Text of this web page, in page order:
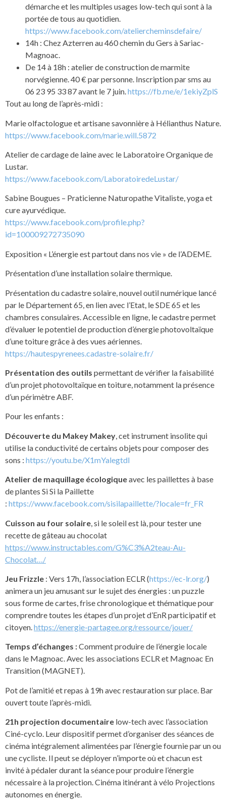
démarche et les multiples usages low-tech qui sont à la
portée de tous au quotidien.
https://www.facebook.com/ateliercheminsdefaire/
14h : Chez Azterren au 460 chemin du Gers à Sariac-
Magnoac.
De 14 à 18h : atelier de construction de marmite
norvégienne. 40 € par personne. Inscription par sms au
06 23 95 33 87 avant le 7 juin.https://fb.me/e/1ekiyZplS
Tout au long de l’après-midi :
Marie olfactologue et artisane savonnière à Hélianthus Nature.
https://www.facebook.com/marie.will.5872
Atelier de cardage de laine avec le Laboratoire Organique de
Lustar.
https://www.facebook.com/LaboratoiredeLustar/
Sabine Bougues – Praticienne Naturopathe Vitaliste, yoga et
cure ayurvédique.
https://www.facebook.com/profile.php?
id=100009272735090
Exposition « L’énergie est partout dans nos vie » de l’ADEME.
Présentation d’une installation solaire thermique.
Présentation du cadastre solaire, nouvel outil numérique lancé
par le Département 65, en lien avec l’Etat, le SDE 65 et les
chambres consulaires. Accessible en ligne, le cadastre permet
d’évaluer le potentiel de production d’énergie photovoltaïque
d’une toiture grâce à des vues aériennes.
https://hautespyrenees.cadastre-solaire.fr/
Présentation des outils permettant de vérifier la faisabilité
d’un projet photovoltaïque en toiture, notamment la présence
d’un périmètre ABF.
Pour les enfants :
Découverte du Makey Makey , cet instrument insolite qui
utilise la conductivité de certains objets pour composer des
sons : https://youtu.be/X1mYalegtdI
Atelier de maquillage écologiqueavec les paillettes à base
de plantes Si Si la Paillette
: https://www.facebook.com/sisilapaillette/?locale=fr_FR
Cuisson au four solaire , si le soleil est là, pour tester une
recette de gâteau au chocolat
https://www.instructables.com/G%C3%A2teau-Au-
Chocolat…/
Jeu Frizzle : Vers 17h, l’association ECLR (https://ec-lr.org/)
animera un jeu amusant sur le sujet des énergies : un puzzle
sous forme de cartes, frise chronologique et thématique pour
comprendre toutes les étapes d’un projet d’EnR participatif et
citoyen.https://energie-partagee.org/ressource/jouer/
Temps d’échanges :Comment produire de l’énergie locale
dans le Magnoac. Avec les associations ECLR et Magnoac En
Transition (MAGNET).
Pot de l’amitié et repas à 19h avec restauration sur place. Bar
ouvert toute l’après-midi.
21h projection documentaire low-tech avec l’association
Ciné-cyclo. Leur dispositif permet d’organiser des séances de
cinéma intégralement alimentées par l’énergie fournie par un ou
une cycliste. Il peut se déployer n’importe où et chacun est
invité à pédaler durant la séance pour produire l’énergie
nécessaire à la projection. Cinéma itinérant à vélo Projections
autonomes en énergie.